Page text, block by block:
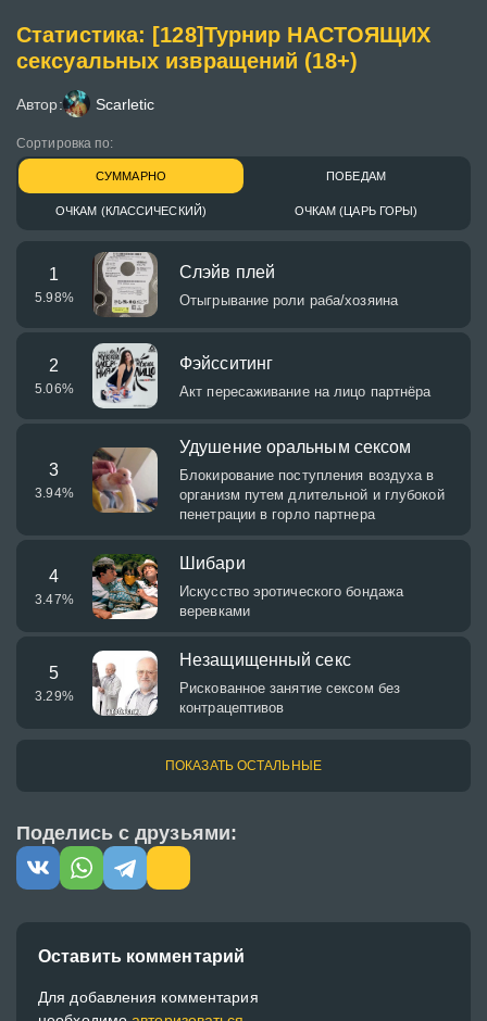
Статистика: [128]Турнир НАСТОЯЩИХ
сексуальных извращений (18+)
Автор: Scarletic
Сортировка по:
СУММАРНО ПОБЕДАМ
ОЧКАМ (КЛАССИЧЕСКИЙ) ОЧКАМ (ЦАРЬ ГОРЫ)
1
5.98%
Слэйв плей
Отыгрывание роли раба/хозяина
2
5.06%
Фэйсситинг
Акт пересаживание на лицо партнёра
3
3.94%
Удушение оральным сексом
Блокирование поступления воздуха в
организм путем длительной и глубокой
пенетрации в горло партнера
4
3.47%
Шибари
Искусство эротического бондажа
веревками
5
3.29%
Незащищенный секс
Рискованное занятие сексом без
контрацептивов
ПОКАЗАТЬ ОСТАЛЬНЫЕ
Поделись с друзьями:
Оставить комментарий
Для добавления комментария